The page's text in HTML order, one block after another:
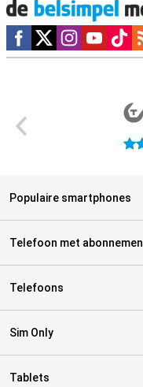
Social media
4.5
Populaire smartphones
Telefoon met
Telefoons
Sim Only
Tablets